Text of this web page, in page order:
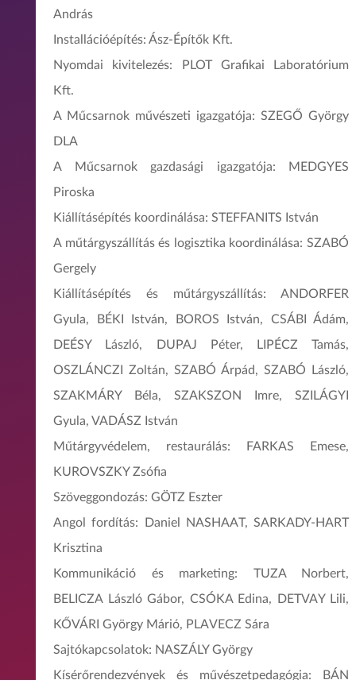
András
Installációépítés: Ász-Építők Kft.
Nyomdai kivitelezés: PLOT Grafikai Laboratórium
Kft.
A Műcsarnok művészeti igazgatója: SZEGŐ György
DLA
A Műcsarnok gazdasági igazgatója: MEDGYES
Piroska
Kiállításépítés koordinálása: STEFFANITS István
A műtárgyszállítás és logisztika koordinálása: SZABÓ
Gergely
Kiállításépítés és műtárgyszállítás: ANDORFER
Gyula, BÉKI István, BOROS István, CSÁBI Ádám,
DEÉSY László, DUPAJ Péter, LIPÉCZ Tamás,
OSZLÁNCZI Zoltán, SZABÓ Árpád, SZABÓ László,
SZAKMÁRY Béla, SZAKSZON Imre, SZILÁGYI
Gyula, VADÁSZ István
Műtárgyvédelem, restaurálás: FARKAS Emese,
KUROVSZKY Zsófia
Szöveggondozás: GÖTZ Eszter
Angol fordítás: Daniel NASHAAT, SARKADY-HART
Krisztina
Kommunikáció és marketing: TUZA Norbert,
BELICZA László Gábor, CSÓKA Edina, DETVAY Lili,
KŐVÁRI György Márió, PLAVECZ Sára
Sajtókapcsolatok: NASZÁLY György
Kísérőrendezvények és művészetpedagógia: BÁN